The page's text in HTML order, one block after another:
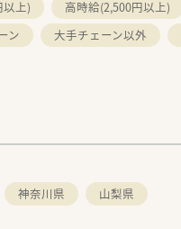
上) 高時給(2,500円以上)
ン 大手チェーン以外
神奈川県 山梨県